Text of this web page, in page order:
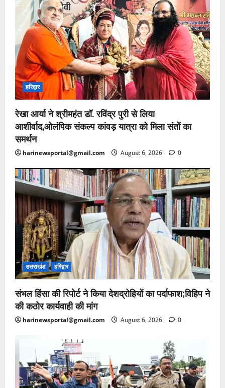
हरिद्वार
रेखा आर्या ने श्रीमहंत डॉ. रविंद्र पुरी से लिया
आशीर्वाद,ओलंपिक संकल्प कांवड़ यात्रा को मिला संतों का
समर्थन
harinewsportal@gmail.com August 6, 2026 0
उत्तराखंड हरिद्वार
संभल हिंसा की रिपोर्ट ने किया देशद्रोहियों का पर्दाफाश;विहिप ने
की कठोर कार्यवाही की मांग
harinewsportal@gmail.com August 6, 2026 0